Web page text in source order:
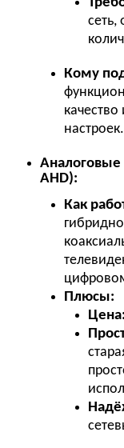
сеть,
Кому
настроек.
Аналоговые
AHD):
Как
Плюсы:
Цена: